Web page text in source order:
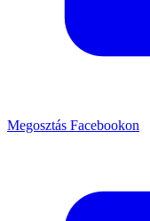
Megosztás Facebookon